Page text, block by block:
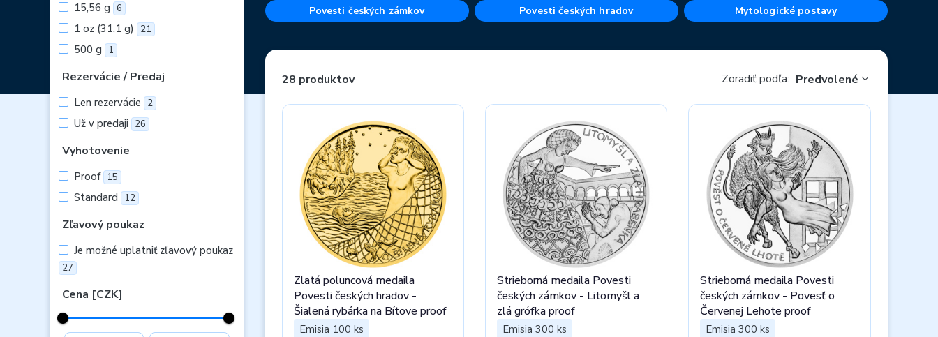
15,56 g 6
1 oz (31,1 g) 21
500 g 1
Rezervácie / Predaj
Len rezervácie 2
Už v predaji 26
Vyhotovenie
Proof 15
Standard 12
Zľavový poukaz
Je možné uplatniť zľavový poukaz
27
Cena [CZK]
Povesti českých zámkov Povesti českých hradov Mytologické postavy
28 produktov Zoradiť podľa: Predvolené
Zlatá poluncová medaila
Povesti českých hradov -
Šialená rybárka na Bítove proof
Emisia 100 ks
Strieborná medaila Povesti
českých zámkov - Litomyšl a
zlá grófka proof
Emisia 300 ks
Strieborná medaila Povesti
českých zámkov - Povesť o
Červenej Lehote proof
Emisia 300 ks